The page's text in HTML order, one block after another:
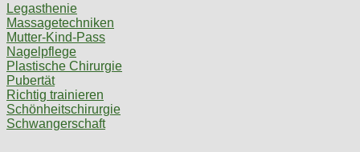
Legasthenie
Massagetechniken
Mutter-Kind-Pass
Nagelpflege
Plastische Chirurgie
Pubertät
Richtig trainieren
Schönheitschirurgie
Schwangerschaft